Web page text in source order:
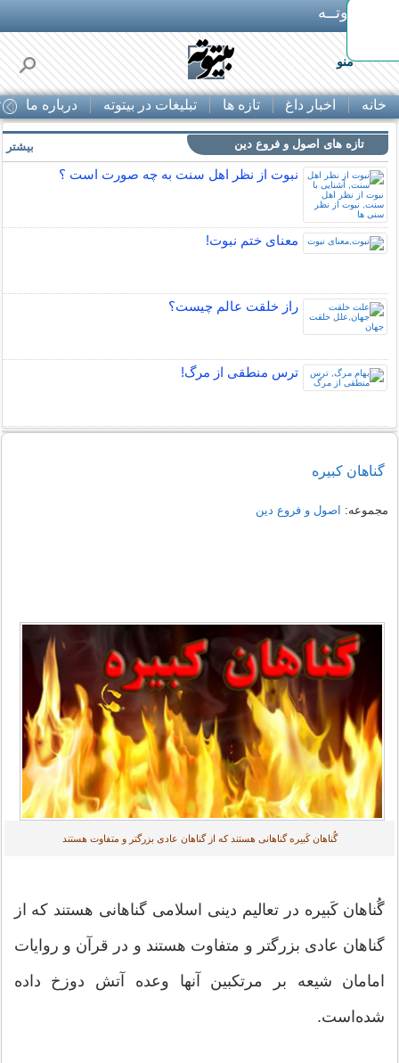
بـیتوتــه
منو
خانه اخبار داغ تازه ها تبلیغات در بیتوته درباره ما
تازه های اصول و فروع دین
نبوت از نظر اهل سنت به چه صورت است ؟
معنای ختم نبوت!
راز خلقت عالم چيست؟
ترس منطقی از مرگ!
بیشتر
گناهان کبیره
مجموعه: اصول و فروع دین
گُناهان کَبیره گناهانی هستند که از گناهان عادی بزرگتر و متفاوت هستند
گُناهان کَبیره در تعالیم دینی اسلامی گناهانی هستند که از
گناهان عادی بزرگتر و متفاوت هستند و در قرآن و روایات
امامان شیعه بر مرتکبین آنها وعده آتش دوزخ داده
شده‌است.